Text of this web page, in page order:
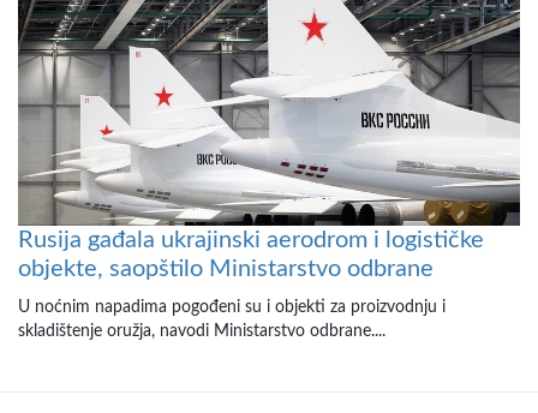
Rusija gađala ukrajinski aerodrom i logističke
objekte, saopštilo Ministarstvo odbrane
U noćnim napadima pogođeni su i objekti za proizvodnju i
skladištenje oružja, navodi Ministarstvo odbrane....